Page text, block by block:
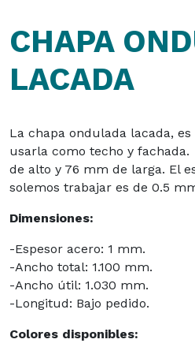
CHAPA
LACADA
La chapa ondulada lacada,
usarla como techo y
de alto y 76 mm de larga. El
solemos trabajar es de 0.5
Dimensiones:
-Espesor acero: 1 mm.
-Ancho total: 1.100 mm.
-Ancho útil: 1.030 mm.
-Longitud: Bajo pedido.
Colores disponibles: